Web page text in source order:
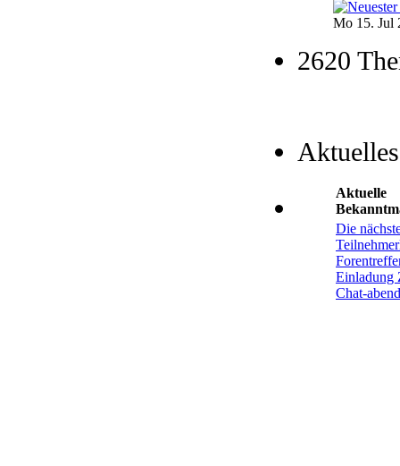
Mo 15. Jul
2620
Aktuelles
Aktuelle
Die
Einladung
Chat-abend